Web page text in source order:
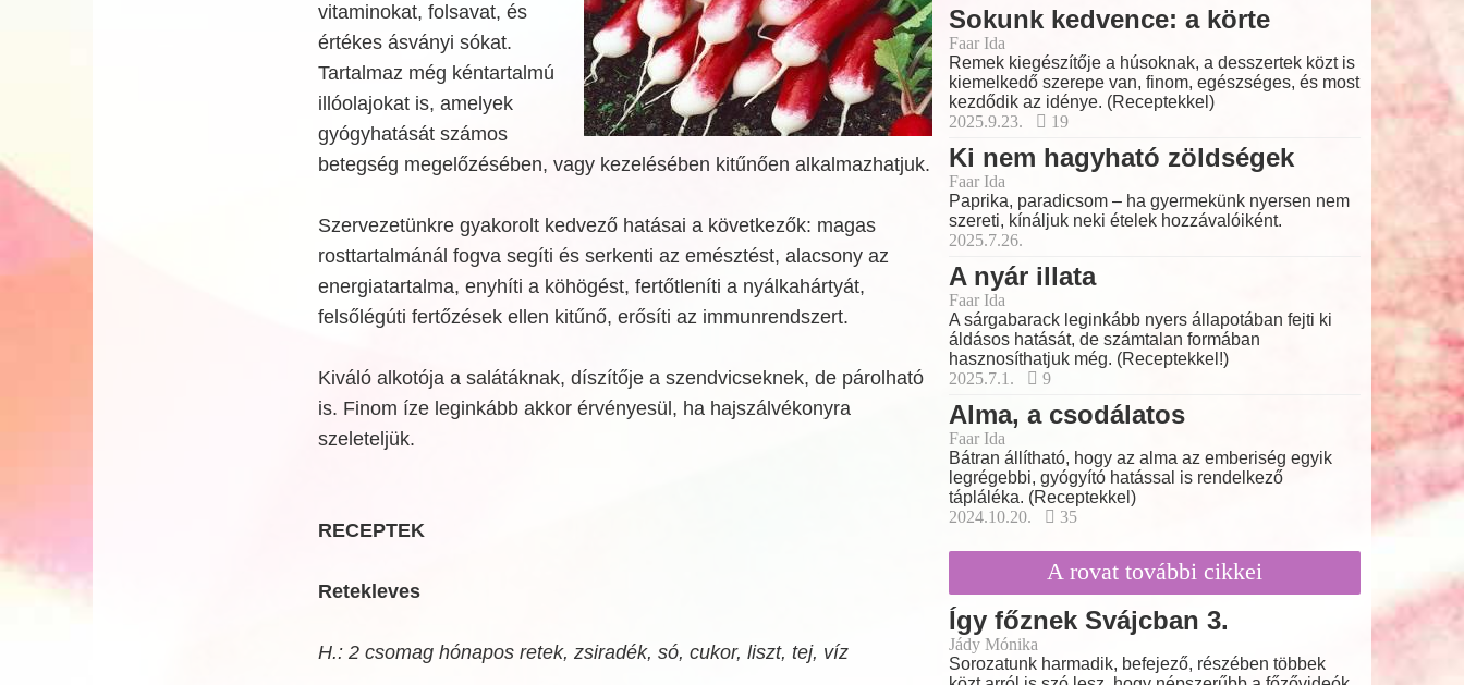
vitaminokat, folsavat, és
értékes ásványi sókat.
Tartalmaz még kéntartalmú
illóolajokat is, amelyek
gyógyhatását számos
betegség megelőzésében, vagy kezelésében kitűnően alkalmazhatjuk.
Szervezetünkre gyakorolt kedvező hatásai a következők: magas
rosttartalmánál fogva segíti és serkenti az emésztést, alacsony az
energiatartalma, enyhíti a köhögést, fertőtleníti a nyálkahártyát,
felsőlégúti fertőzések ellen kitűnő, erősíti az immunrendszert.
Kiváló alkotója a salátáknak, díszítője a szendvicseknek, de párolható
is. Finom íze leginkább akkor érvényesül, ha hajszálvékonyra
szeleteljük.
RECEPTEK
Retekleves
H.: 2 csomag hónapos retek, zsiradék, só, cukor, liszt, tej, víz
Sokunk kedvence: a körte
Faar Ida
Remek kiegészítője a húsoknak, a desszertek közt is
kiemelkedő szerepe van, finom, egészséges, és most
kezdődik az idénye. (Receptekkel)
2025.9.23.
19
Ki nem hagyható zöldségek
Faar Ida
Paprika, paradicsom – ha gyermekünk nyersen nem
szereti, kínáljuk neki ételek hozzávalóiként.
2025.7.26.
A nyár illata
Faar Ida
A sárgabarack leginkább nyers állapotában fejti ki
áldásos hatását, de számtalan formában
hasznosíthatjuk még. (Receptekkel!)
2025.7.1.
9
Alma, a csodálatos
Faar Ida
Bátran állítható, hogy az alma az emberiség egyik
legrégebbi, gyógyító hatással is rendelkező
tápláléka. (Receptekkel)
2024.10.20.
35
A rovat további cikkei
Így főznek Svájcban 3.
Jády Mónika
Sorozatunk harmadik, befejező, részében többek